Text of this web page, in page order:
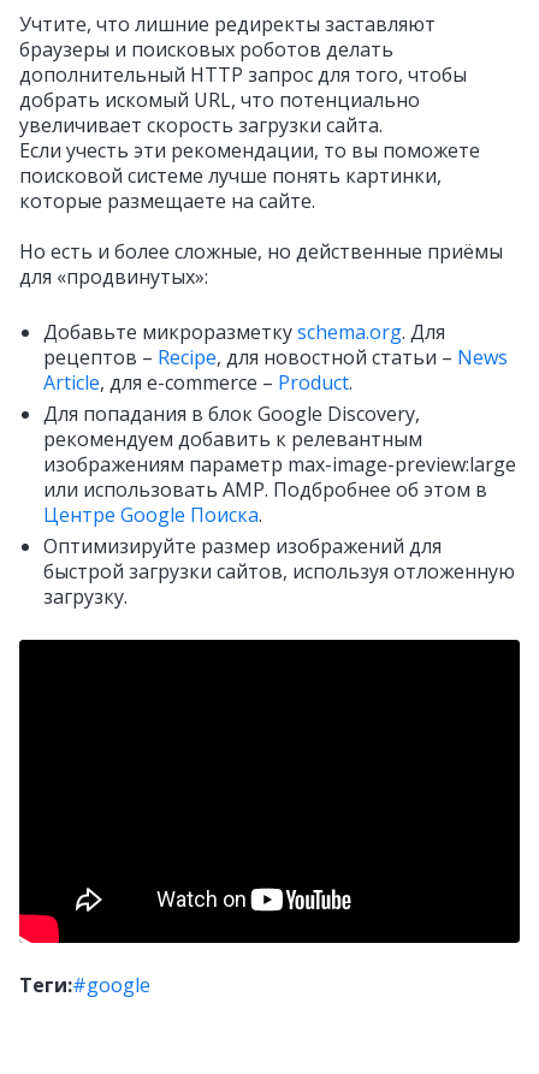
Учтите, что лишние редиректы заставляют
браузеры и поисковых роботов делать
дополнительный HTTP запрос для того, чтобы
добрать искомый URL, что потенциально
увеличивает скорость загрузки сайта.
Если учесть эти рекомендации, то вы поможете
поисковой системе лучше понять картинки,
которые размещаете на сайте.
Но есть и более сложные, но действенные приёмы
для «продвинутых»:
Добавьте микроразметкуschema.org. Для
рецептов – Recipe, для новостной статьи – News
Article, для e-commerce – Product.
Для попадания в блок Google Discovery,
рекомендуем добавить к релевантным
изображениям параметр max-image-preview:large
или использовать AMP. Подбробнее об этом в
Центре Google Поиска.
Оптимизируйте размер изображений для
быстрой загрузки сайтов, используя отложенную
загрузку.
Теги:#google